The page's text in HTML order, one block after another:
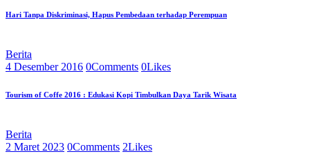
Hari Tanpa Diskriminasi, Hapus Pembedaan terhadap Perempuan
Berita
4 Desember 2016 0Comments 0Likes
Tourism of Coffe 2016 : Edukasi Kopi Timbulkan Daya Tarik Wisata
Berita
2 Maret 2023 0Comments 2Likes